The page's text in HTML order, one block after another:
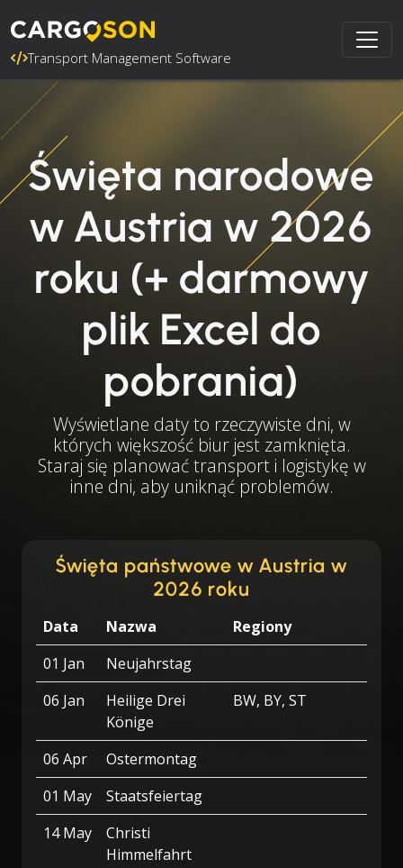
Transport Management Software
Święta narodowe
w Austria w 2026
roku (+ darmowy
plik Excel do
pobrania)
Wyświetlane daty to rzeczywiste dni, w
których większość biur jest zamknięta.
Staraj się planować transport i logistykę w
inne dni, aby uniknąć problemów.
Święta państwowe w Austria w
2026 roku
Data Nazwa
Regiony
01 Jan
Neujahrstag
06 Jan
Heilige Drei
Könige
BW, BY, ST
06 Apr
Ostermontag
01 May
Staatsfeiertag
14 May
Christi
Himmelfahrt